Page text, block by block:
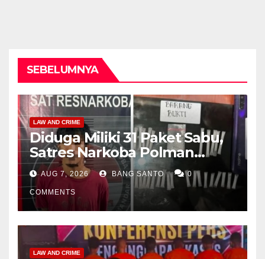
SEBELUMNYA
LAW AND CRIME
Diduga Miliki 31 Paket Sabu,
Satres Narkoba Polman
Amankan Pria di Matali
AUG 7, 2026 BANG SANTO 0
COMMENTS
LAW AND CRIME